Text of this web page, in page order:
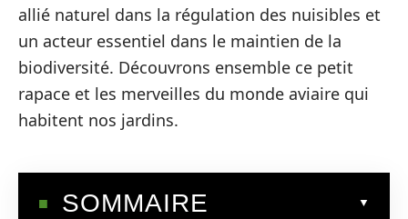
allié naturel dans la régulation des nuisibles et
un acteur essentiel dans le maintien de la
biodiversité. Découvrons ensemble ce petit
rapace et les merveilles du monde aviaire qui
habitent nos jardins.
SOMMAIRE